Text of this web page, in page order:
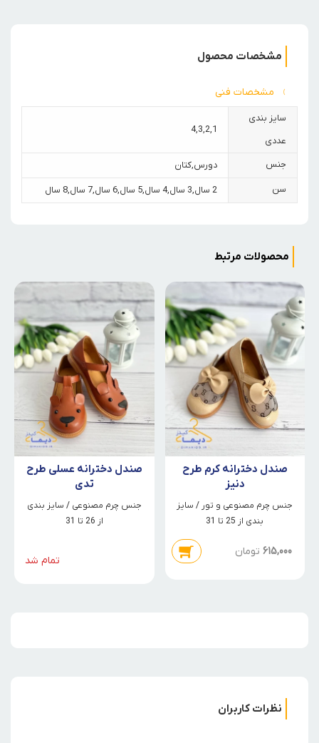
مشخصات محصول
مشخصات فنی
سایز بندی
عددی
1
,
2
,
3
,
4
جنس دورس,کتان
سن 2 سال ,3 سال ,4 سال ,5 سال ,6 سال ,7 سال ,8 سال
محصولات مرتبط
صندل دخترانه کرم طرح
دنیز
جنس چرم مصنوعی و تور / سایز
بندی از 25 تا 31
615,000 تومان
صندل دخترانه عسلی طرح
تدی
جنس چرم مصنوعی / سایز بندی
از 26 تا 31
تمام شد
نظرات کاربران